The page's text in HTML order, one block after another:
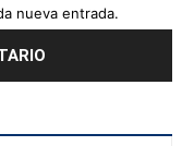
nueva entrada.